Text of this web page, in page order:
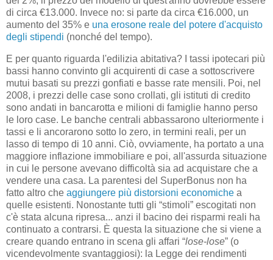
di circa €13.000. Invece no: si parte da circa €16.000, un
aumento del 35% e una erosone reale del potere d'acquisto
degli stipendi (nonché del tempo).
E per quanto riguarda l'edilizia abitativa? I tassi ipotecari più
bassi hanno convinto gli acquirenti di case a sottoscrivere
mutui basati su prezzi gonfiati e basse rate mensili. Poi, nel
2008, i prezzi delle case sono crollati, gli istituti di credito
sono andati in bancarotta e milioni di famiglie hanno perso
le loro case. Le banche centrali abbassarono ulteriormente i
tassi e li ancorarono sotto lo zero, in termini reali, per un
lasso di tempo di 10 anni. Ciò, ovviamente, ha portato a una
maggiore inflazione immobiliare e poi, all'assurda situazione
in cui le persone avevano difficoltà sia ad acquistare che a
vendere una casa. La parentesi del SuperBonus non ha
fatto altro che aggiungere più distorsioni economiche a
quelle esistenti. Nonostante tutti gli “stimoli” escogitati non
c'è stata alcuna ripresa... anzi il bacino dei risparmi reali ha
continuato a contrarsi. È questa la situazione che si viene a
creare quando entrano in scena gli affari “lose-lose” (o
vicendevolmente svantaggiosi): la Legge dei rendimenti